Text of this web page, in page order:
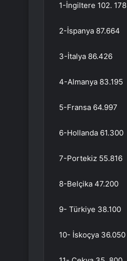
1-İngiltere 102. 178
2-İspanya 87.664
3-İtalya 86.426
4-Almanya 83.195
5-Fransa 64.997
6-Hollanda 61.300
7-Portekiz 55.816
8-Belçika 47.200
9- Türkiye 38.100
10- İskoçya 36.050